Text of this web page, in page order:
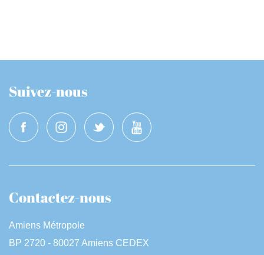
Suivez-nous
Contactez-nous
Amiens Métropole
BP 2720 - 80027 Amiens CEDEX